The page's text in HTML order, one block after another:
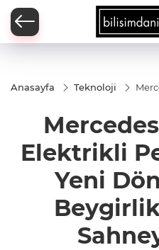
Anasayfa Teknoloji
Yeni
1.169
Çıktı
Elektrikli
Yeni